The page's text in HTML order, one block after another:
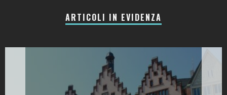
ARTICOLI IN EVIDENZA